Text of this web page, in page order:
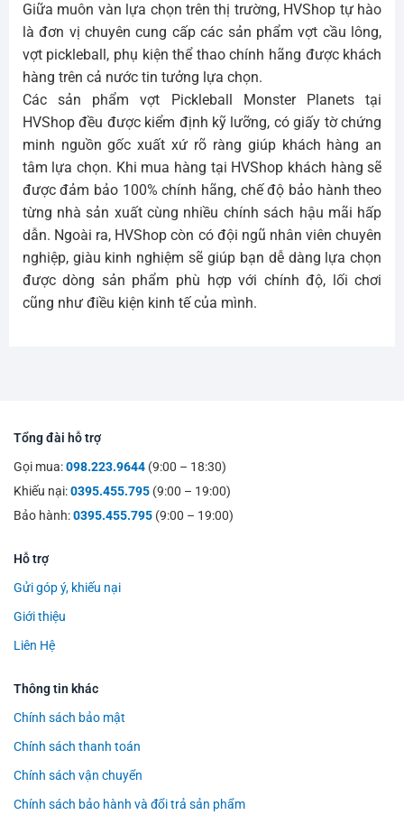
Giữa muôn vàn lựa chọn trên thị trường, HVShop tự hào
là đơn vị chuyên cung cấp các sản phẩm vợt cầu lông,
vợt pickleball, phụ kiện thể thao chính hãng được khách
hàng trên cả nước tin tưởng lựa chọn.
Các sản phẩm vợt Pickleball Monster Planets tại
HVShop đều được kiểm định kỹ lưỡng, có giấy tờ chứng
minh nguồn gốc xuất xứ rõ ràng giúp khách hàng an
tâm lựa chọn. Khi mua hàng tại HVShop khách hàng sẽ
được đảm bảo 100% chính hãng, chế độ bảo hành theo
từng nhà sản xuất cùng nhiều chính sách hậu mãi hấp
dẫn. Ngoài ra, HVShop còn có đội ngũ nhân viên chuyên
nghiệp, giàu kinh nghiệm sẽ giúp bạn dễ dàng lựa chọn
được dòng sản phẩm phù hợp với chính độ, lối chơi
cũng như điều kiện kinh tế của mình.
Tổng đài hỗ trợ
Gọi mua:098.223.9644 (9:00 – 18:30)
Khiếu nại:0395.455.795 (9:00 – 19:00)
Bảo hành:0395.455.795 (9:00 – 19:00)
Hỗ trợ
Gửi góp ý, khiếu nại
Giới thiệu
Liên Hệ
Thông tin khác
Chính sách bảo mật
Chính sách thanh toán
Chính sách vận chuyển
Chính sách bảo hành và đổi trả sản phẩm